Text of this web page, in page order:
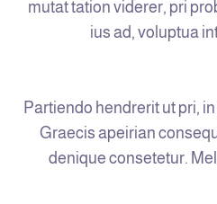
mutat tation viderer, pri
ius ad, voluptua
Partiendo hendrerit ut pri,
Graecis apeirian
denique consetetur.